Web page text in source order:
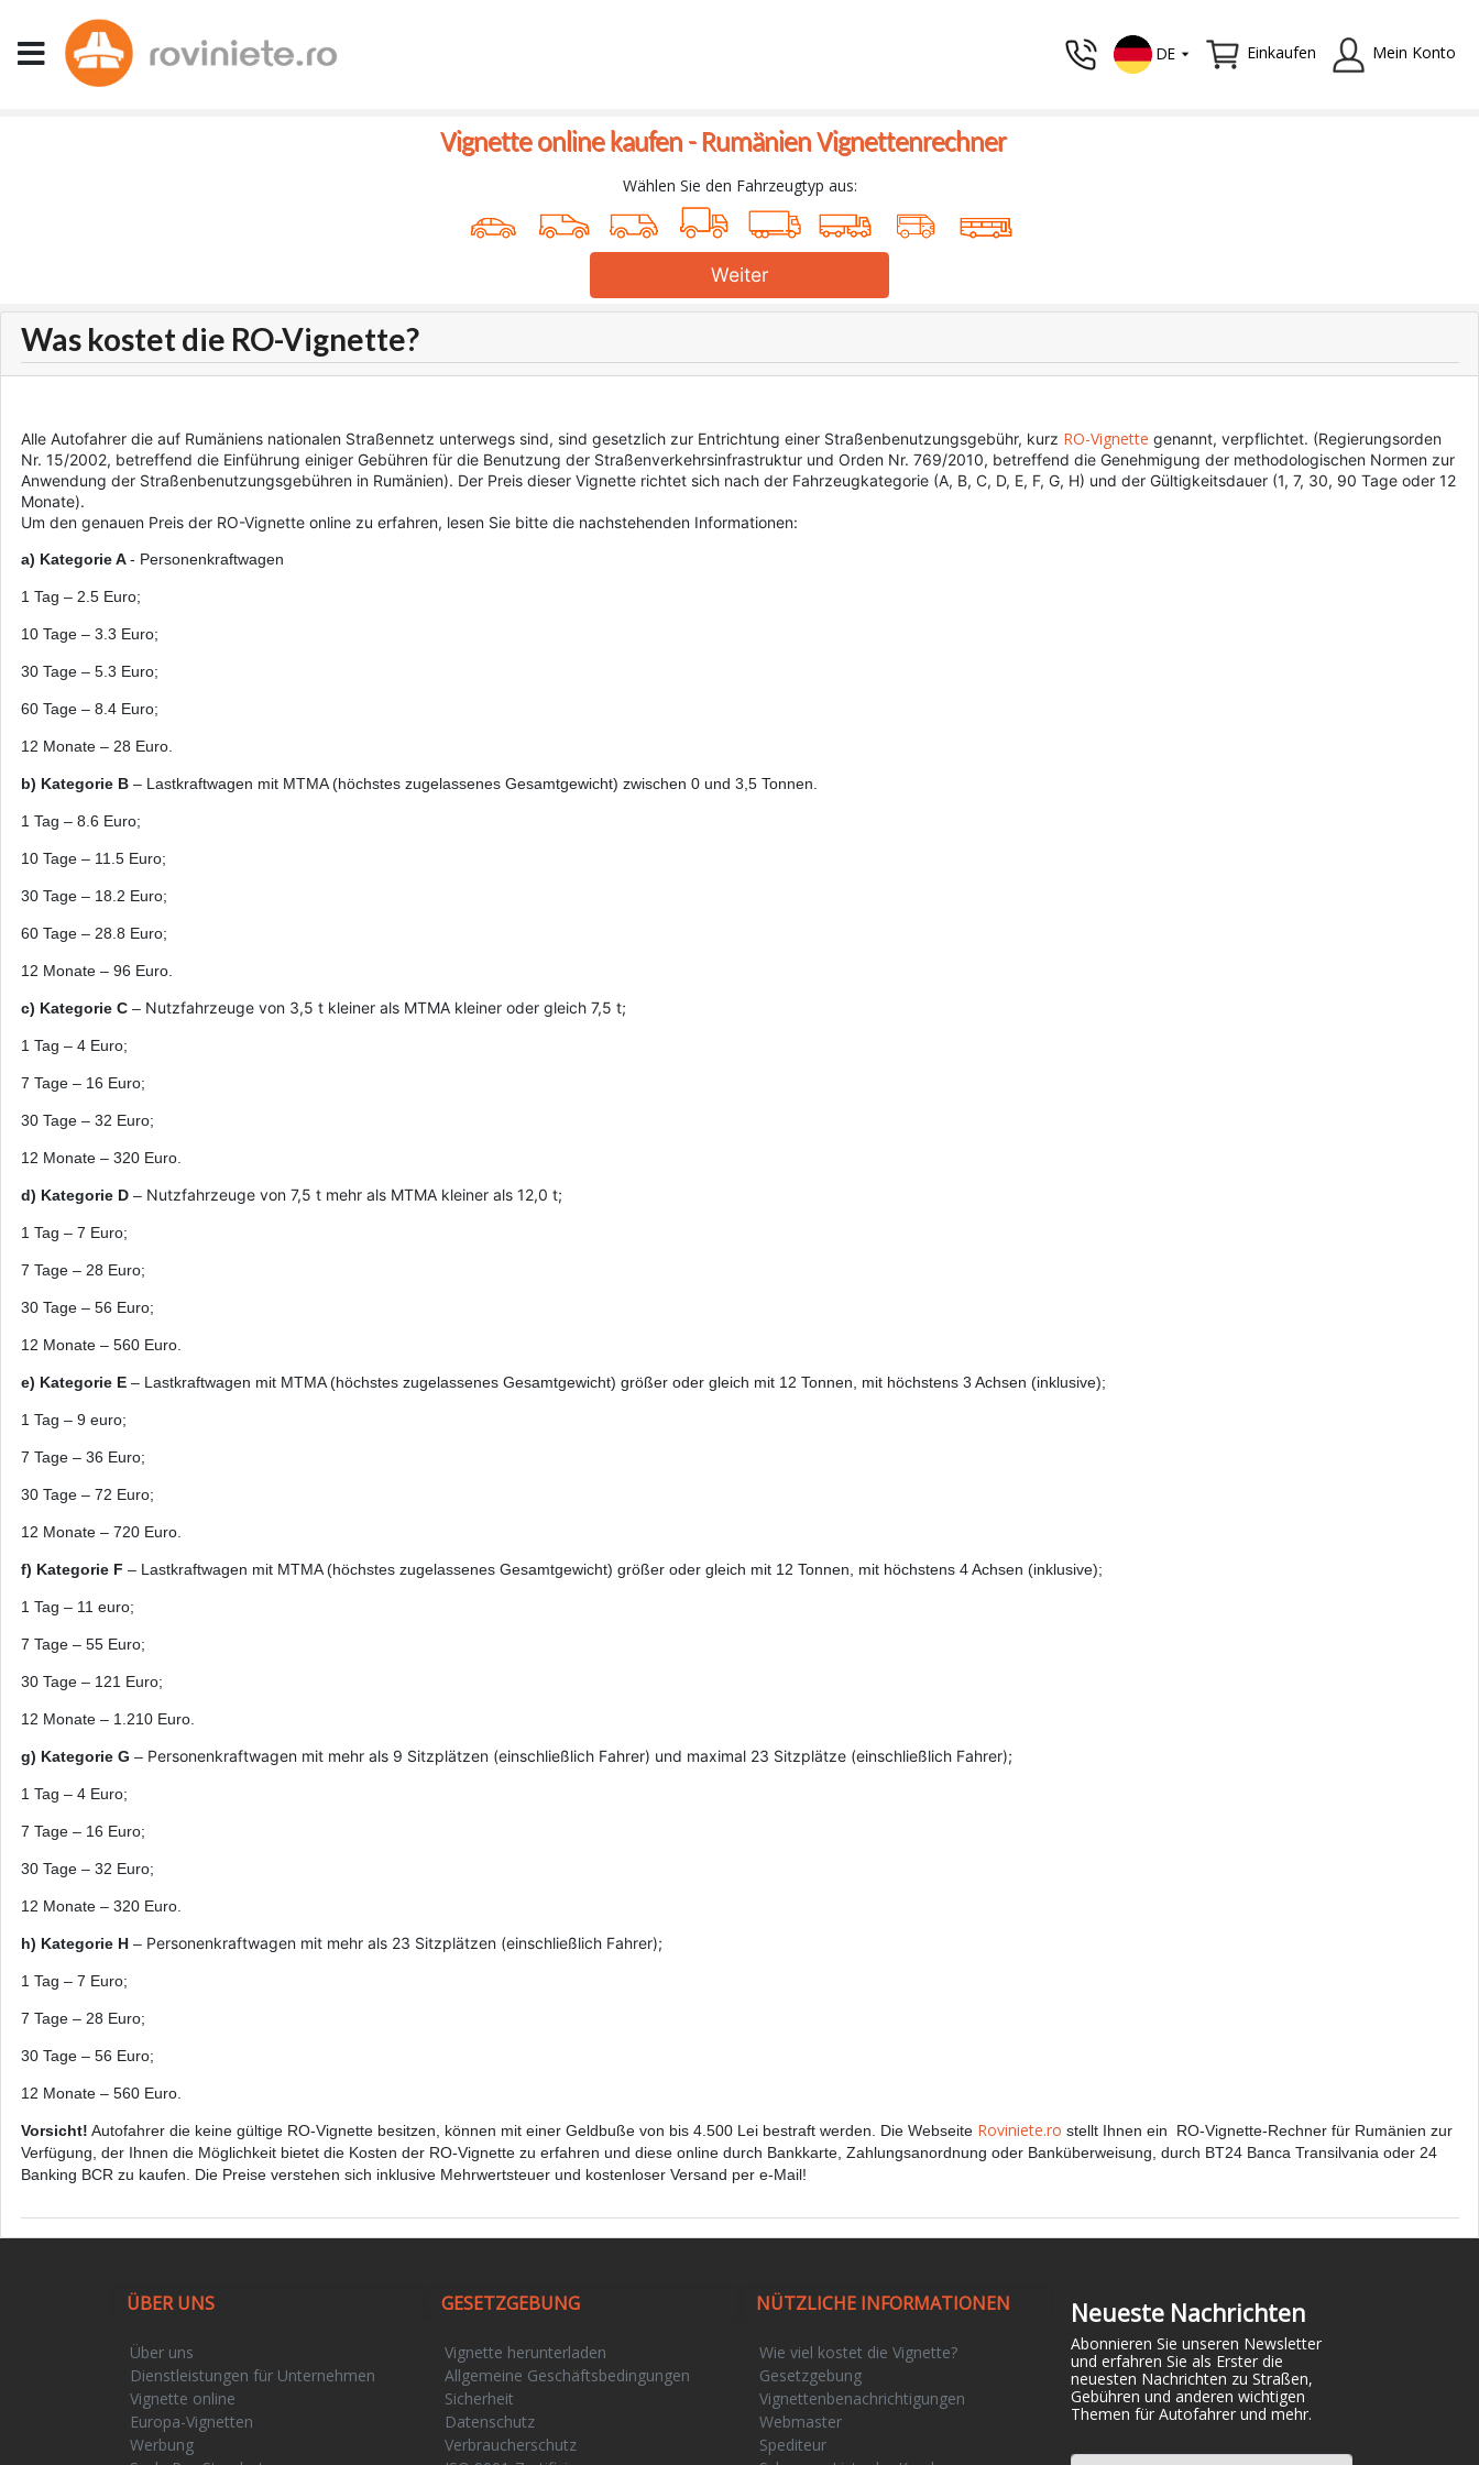
DE Einkaufen Mein Konto
Vignette online kaufen -Rumänien Vignettenrechner
Wählen Sie den Fahrzeugtyp aus:
Weiter
Was kostet die RO-Vignette?
Alle Autofahrer die auf Rumäniens nationalen Straßennetz unterwegs sind, sind gesetzlich zur Entrichtung einer Straßenbenutzungsgebühr, kurz RO-Vignette genannt, verpflichtet. (Regierungsorden
Nr. 15/2002, betreffend die Einführung einiger Gebühren für die Benutzung der Straßenverkehrsinfrastruktur und Orden Nr. 769/2010, betreffend die Genehmigung der methodologischen Normen zur
Anwendung der Straßenbenutzungsgebühren in Rumänien). Der Preis dieser Vignette richtet sich nach der Fahrzeugkategorie (A, B, C, D, E, F, G, H) und der Gültigkeitsdauer (1, 7, 30, 90 Tage oder 12
Monate).
Um den genauen Preis der RO-Vignette online zu erfahren, lesen Sie bitte die nachstehenden Informationen:
a) Kategorie A- Personenkraftwagen
1 Tag – 2.5 Euro;
10 Tage – 3.3 Euro;
30 Tage – 5.3 Euro;
60 Tage – 8.4 Euro;
12 Monate – 28 Euro.
b) Kategorie B– Lastkraftwagen mit MTMA (höchstes zugelassenes Gesamtgewicht) zwischen 0 und 3,5 Tonnen.
1 Tag – 8.6 Euro;
10 Tage – 11.5 Euro;
30 Tage – 18.2 Euro;
60 Tage – 28.8 Euro;
12 Monate – 96 Euro.
c) Kategorie C – Nutzfahrzeuge von 3,5 t kleiner als MTMA kleiner oder gleich 7,5 t;
1 Tag – 4 Euro;
7 Tage – 16 Euro;
30 Tage – 32 Euro;
12 Monate – 320 Euro.
d) Kategorie D– Nutzfahrzeuge von 7,5 t mehr als MTMA kleiner als 12,0 t;
1 Tag – 7 Euro;
7 Tage – 28 Euro;
30 Tage – 56 Euro;
12 Monate – 560 Euro.
e) Kategorie E– Lastkraftwagen mit MTMA (höchstes zugelassenes Gesamtgewicht) größer oder gleich mit 12 Tonnen, mit höchstens 3 Achsen (inklusive);
1 Tag – 9 euro;
7 Tage – 36 Euro;
30 Tage – 72 Euro;
12 Monate – 720 Euro.
f) Kategorie F – Lastkraftwagen mit MTMA (höchstes zugelassenes Gesamtgewicht) größer oder gleich mit 12 Tonnen, mit höchstens 4 Achsen (inklusive);
1 Tag – 11 euro;
7 Tage – 55 Euro;
30 Tage – 121 Euro;
12 Monate – 1.210 Euro.
g) Kategorie G – Personenkraftwagen mit mehr als 9 Sitzplätzen (einschließlich Fahrer) und maximal 23 Sitzplätze (einschließlich Fahrer);
1 Tag – 4 Euro;
7 Tage – 16 Euro;
30 Tage – 32 Euro;
12 Monate – 320 Euro.
h) Kategorie H– Personenkraftwagen mit mehr als 23 Sitzplätzen (einschließlich Fahrer);
1 Tag – 7 Euro;
7 Tage – 28 Euro;
30 Tage – 56 Euro;
12 Monate – 560 Euro.
Vorsicht! Autofahrer die keine gültige RO-Vignette besitzen, können mit einer Geldbuße von bis 4.500 Lei bestraft werden. Die Webseite Roviniete.ro stellt Ihnen ein RO-Vignette-Rechner für Rumänien zur
Verfügung, der Ihnen die Möglichkeit bietet die Kosten der RO-Vignette zu erfahren und diese online durch Bankkarte, Zahlungsanordnung oder Banküberweisung, durch BT24 Banca Transilvania oder 24
Banking BCR zu kaufen. Die Preise verstehen sich inklusive Mehrwertsteuer und kostenloser Versand per e-Mail!
ÜBER UNS
Über uns
Dienstleistungen für Unternehmen
Vignette online
Europa-Vignetten
Werbung
GESETZGEBUNG
Vignette herunterladen
Allgemeine Geschäftsbedingungen
Sicherheit
Datenschutz
Verbraucherschutz
NÜTZLICHE INFORMATIONEN
Wie viel kostet die Vignette?
Gesetzgebung
Vignettenbenachrichtigungen
Webmaster
Spediteur
Neueste Nachrichten
Abonnieren Sie unseren Newsletter
und erfahren Sie als Erster die
neuesten Nachrichten zu Straßen,
Gebühren und anderen wichtigen
Themen für Autofahrer und mehr.